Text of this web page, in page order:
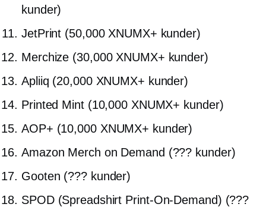
kunder)
JetPrint (50,000 XNUMX+ kunder)
Merchize (30,000 XNUMX+ kunder)
Apliiq (20,000 XNUMX+ kunder)
Printed Mint (10,000 XNUMX+ kunder)
AOP+ (10,000 XNUMX+ kunder)
Amazon Merch on Demand (??? kunder)
Gooten (??? kunder)
SPOD (Spreadshirt Print-On-Demand) (???